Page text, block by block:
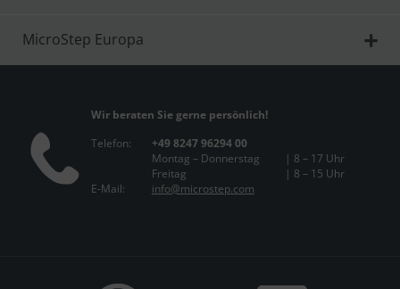
MicroStep Europa
Wir beraten Sie gerne persönlich!
Telefon:
+49 8247 96294 00
Montag – Donnerstag
| 8 – 17 Uhr
Freitag
| 8 – 15 Uhr
E-Mail:
info@microstep.com